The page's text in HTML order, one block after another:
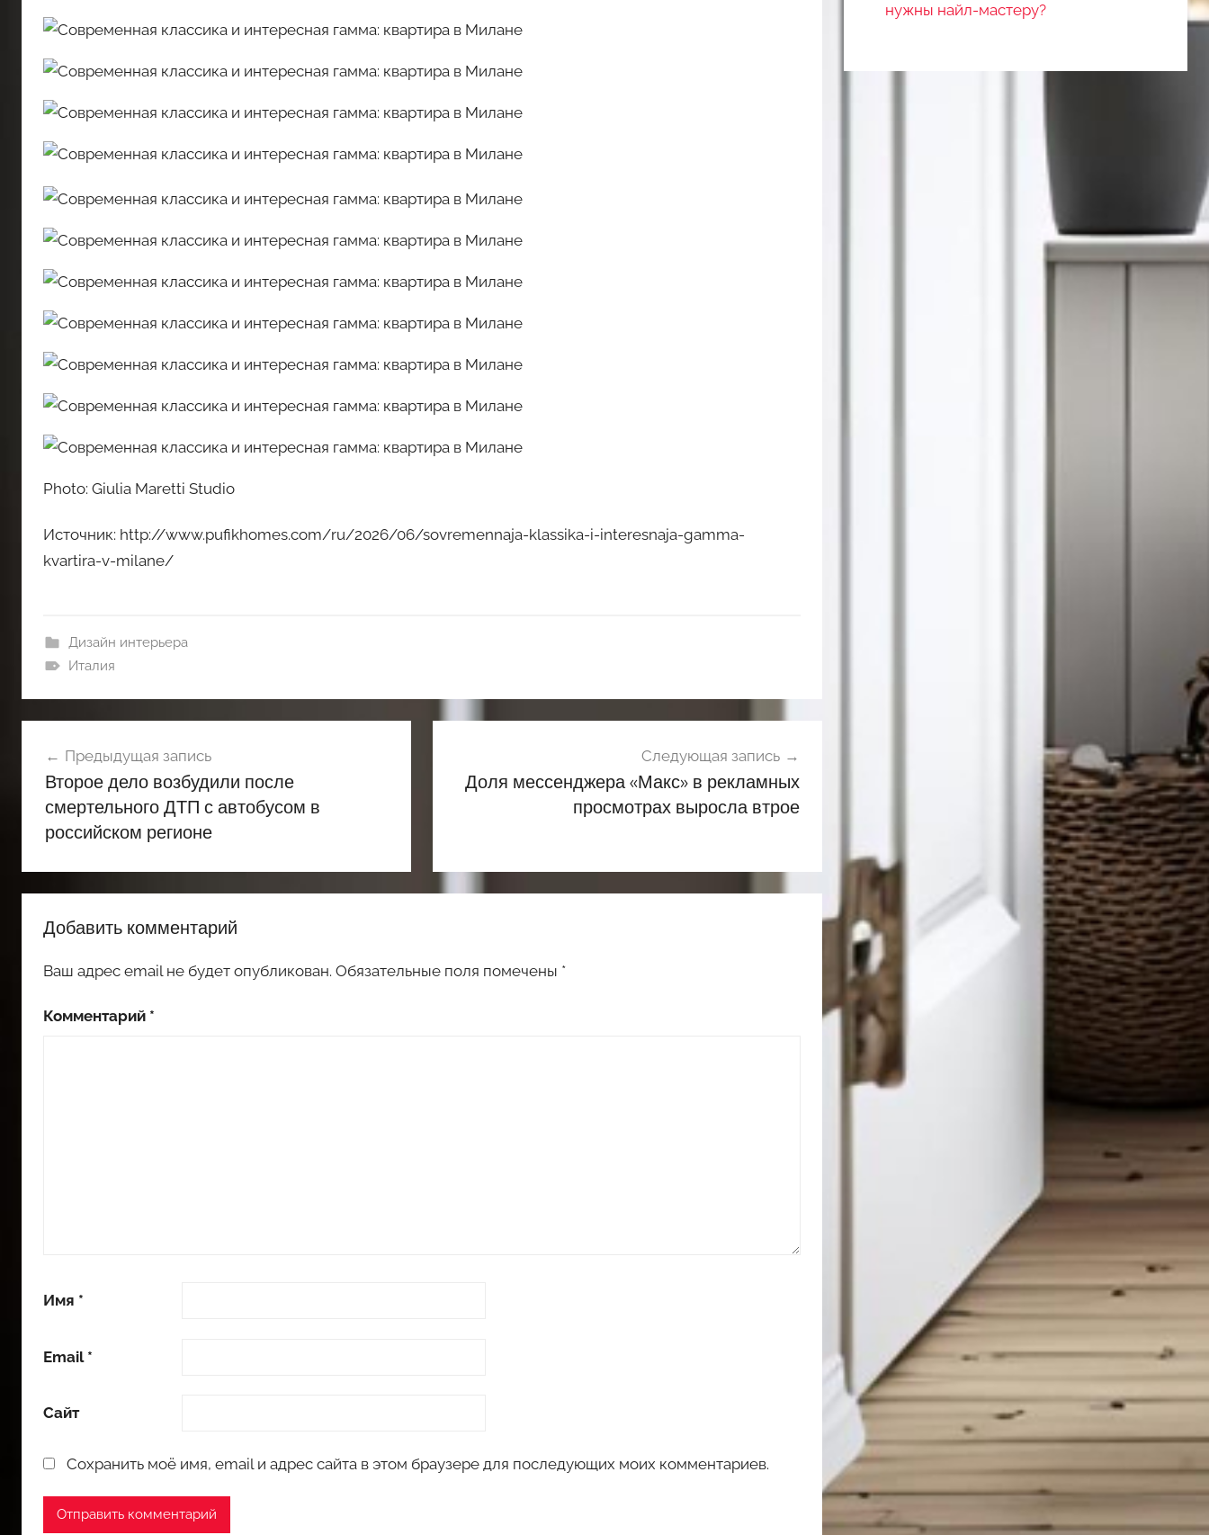
Photo: Giulia Maretti Studio
Источник: http://www.pufikhomes.com/ru/2026/06/sovremennaja-klassika-i-interesnaja-gamma-
kvartira-v-milane/
Дизайн интерьера
Италия
по
записям
Предыдущая запись
Второе дело возбудили после
смертельного ДТП с автобусом в
российском регионе
Следующая запись
Доля мессенджера «Макс» в рекламных
просмотрах выросла втрое
Добавить комментарий
Ваш адрес email не будет опубликован. Обязательные поля помечены *
Комментарий *
Имя *
Email *
Сайт
Сохранить моё имя, email и адрес сайта в этом браузере для последующих моих комментариев.
нужны найл-мастеру?